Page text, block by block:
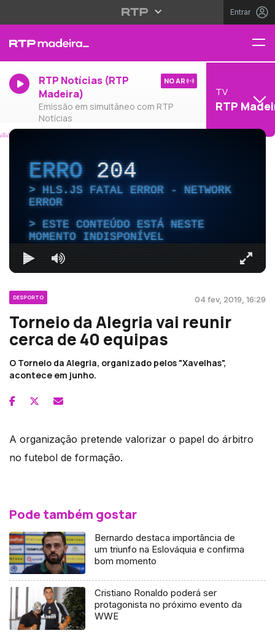
Entrar
RTP Notícias (RTP
Madeira)
Emissão em simultâneo com RTP
Notícias
NO AR
TV
RTP
ERRO204
HLS.JS FATAL ERROR - NETWORK
ERROR
ESTE CONTEÚDO ESTÁ NESTE
MOMENTO INDISPONÍVEL
DESPORTO 04 fev, 2019, 16:29
Torneio da Alegria vai reunir
cerca de 40 equipas
O Torneio da Alegria, organizado pelos "Xavelhas",
acontece em junho.
A organização pretende valorizar o papel do árbitro
no futebol de formação.
Pode também gostar
Bernardo destaca importância de
um triunfo na Eslováquia e confirma
bom momento
Cristiano Ronaldo poderá ser
protagonista no próximo evento da
WWE